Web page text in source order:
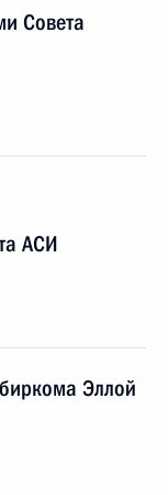
Совета
АСИ
Эллой